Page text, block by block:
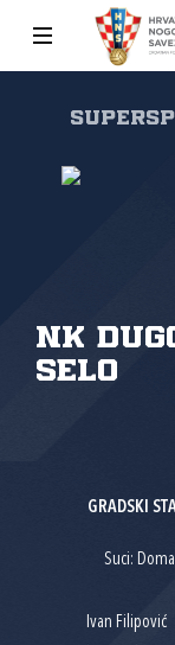
NK
Selo
GRADSKI
Suci:
Ivan Filipović